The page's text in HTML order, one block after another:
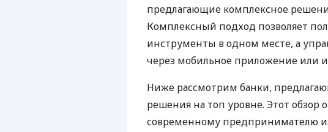
предлагающие комплексное
Комплексный подход позволяет
инструменты в одном месте, а
через мобильное приложение или
Ниже рассмотрим банки,
решения на топ уровне. Этот обзор
современному предпринимателю